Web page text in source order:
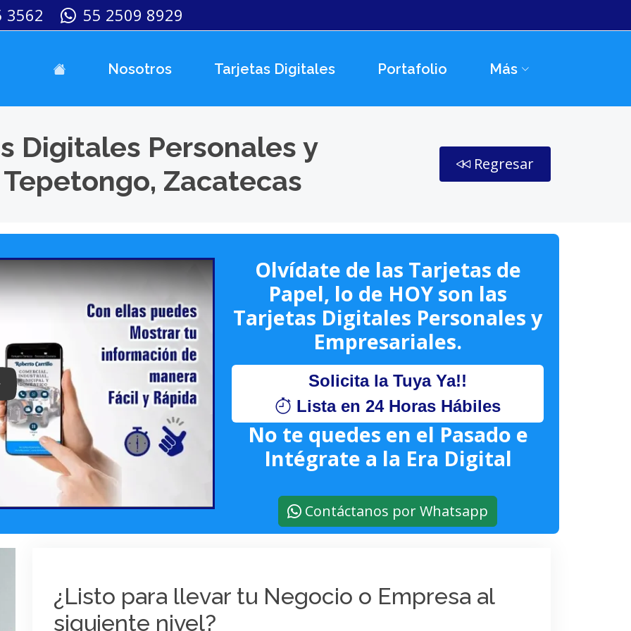
3562 55 2509 8929
Nosotros Tarjetas Digitales Portafolio Más
Digitales Personales y
Zacatecas
Regresar
Keynote (Google I/O '18)
Olvídate de las Tarjetas de
Papel, lo de HOY son las
Tarjetas Digitales Personales y
Empresariales.
Solicita la Tuya Ya!!
Lista en 24 Horas Hábiles
No te quedes en el Pasado e
Intégrate a la Era Digital
Contáctanos por Whatsapp
¿Listo para llevar tu Negocio o Empresa al
siguiente nivel?